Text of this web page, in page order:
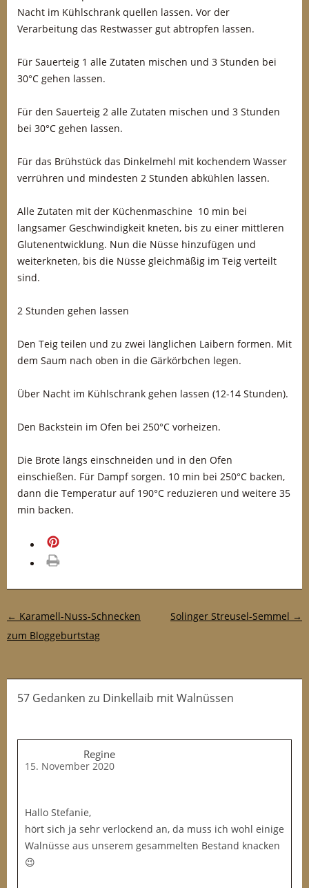
Nacht im Kühlschrank quellen lassen. Vor der
Verarbeitung das Restwasser gut abtropfen lassen.
Für Sauerteig 1 alle Zutaten mischen und 3 Stunden bei
30°C gehen lassen.
Für den Sauerteig 2 alle Zutaten mischen und 3 Stunden
bei 30°C gehen lassen.
Für das Brühstück das Dinkelmehl mit kochendem Wasser
verrühren und mindesten 2 Stunden abkühlen lassen.
Alle Zutaten mit der Küchenmaschine 10 min bei
langsamer Geschwindigkeit kneten, bis zu einer mittleren
Glutenentwicklung. Nun die Nüsse hinzufügen und
weiterkneten, bis die Nüsse gleichmäßig im Teig verteilt
sind.
2 Stunden gehen lassen
Den Teig teilen und zu zwei länglichen Laibern formen. Mit
dem Saum nach oben in die Gärkörbchen legen.
Über Nacht im Kühlschrank gehen lassen (12-14 Stunden).
Den Backstein im Ofen bei 250°C vorheizen.
Die Brote längs einschneiden und in den Ofen
einschießen. Für Dampf sorgen. 10 min bei 250°C backen,
dann die Temperatur auf 190°C reduzieren und weitere 35
min backen.
Post-Navigation
← Karamell-Nuss-Schnecken
zum Bloggeburtstag
Solinger Streusel-Semmel →
57 Gedanken zu Dinkellaib mit Walnüssen
Regine
15. November 2020
Hallo Stefanie,
hört sich ja sehr verlockend an, da muss ich wohl einige
Walnüsse aus unserem gesammelten Bestand knacken
😉